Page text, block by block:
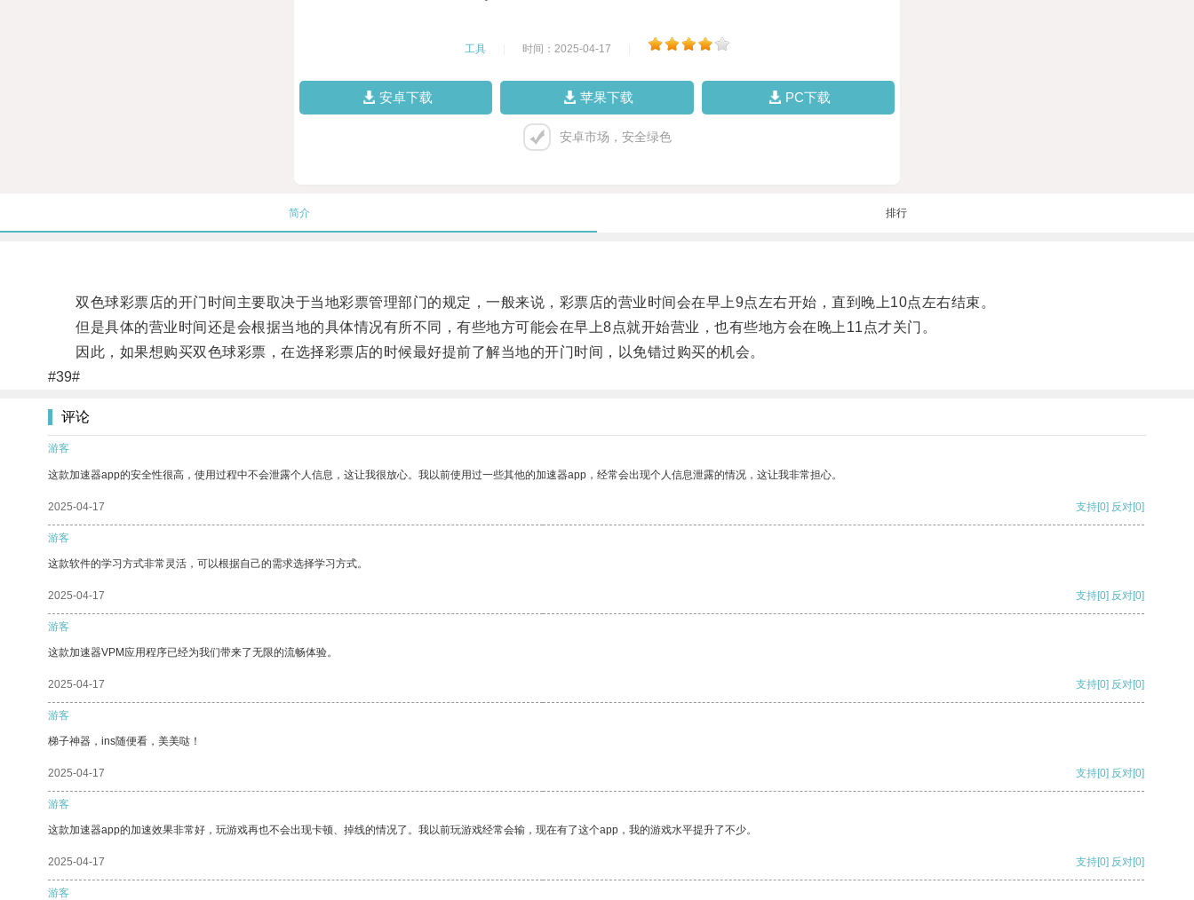
工具 时间：2025-04-17
安卓下载 苹果下载 PC下载
安卓市场，安全绿色
简介 排行
双色球彩票店的开门时间主要取决于当地彩票管理部门的规定，一般来说，彩票店的营业时间会在早上9点左右开始，直到晚上10点左右结束。
但是具体的营业时间还是会根据当地的具体情况有所不同，有些地方可能会在早上8点就开始营业，也有些地方会在晚上11点才关门。
因此，如果想购买双色球彩票，在选择彩票店的时候最好提前了解当地的开门时间，以免错过购买的机会。
#39#
评论
游客
这款加速器app的安全性很高，使用过程中不会泄露个人信息，这让我很放心。我以前使用过一些其他的加速器app，经常会出现个人信息泄露的情况，这让我非常担心。
2025-04-17 支持[0] 反对[0]
游客
这款软件的学习方式非常灵活，可以根据自己的需求选择学习方式。
2025-04-17 支持[0] 反对[0]
游客
这款加速器VPM应用程序已经为我们带来了无限的流畅体验。
2025-04-17 支持[0] 反对[0]
游客
梯子神器，ins随便看，美美哒！
2025-04-17 支持[0] 反对[0]
游客
这款加速器app的加速效果非常好，玩游戏再也不会出现卡顿、掉线的情况了。我以前玩游戏经常会输，现在有了这个app，我的游戏水平提升了不少。
2025-04-17 支持[0] 反对[0]
游客